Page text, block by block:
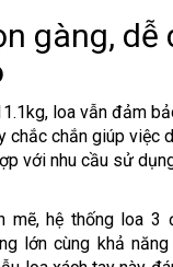
gàng, dễ
loa vẫn đảm
chắc chắn giúp việc
với nhu cầu sử
mẽ, hệ thống loa 3
lớn cùng khả